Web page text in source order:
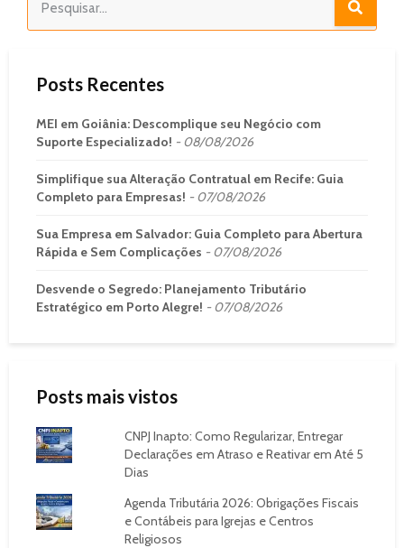
Posts Recentes
MEI em Goiânia: Descomplique seu Negócio com
Suporte Especializado!
08/08/2026
Simplifique sua Alteração Contratual em Recife: Guia
Completo para Empresas!
07/08/2026
Sua Empresa em Salvador: Guia Completo para Abertura
Rápida e Sem Complicações
07/08/2026
Desvende o Segredo: Planejamento Tributário
Estratégico em Porto Alegre!
07/08/2026
Posts mais vistos
CNPJ Inapto: Como Regularizar, Entregar
Declarações em Atraso e Reativar em Até 5
Dias
Agenda Tributária 2026: Obrigações Fiscais
e Contábeis para Igrejas e Centros
Religiosos